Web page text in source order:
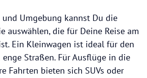
und Umgebung kannst Du die
auswählen, die für Deine Reise am
Ein Kleinwagen ist ideal für den
Straßen. Für Ausflüge in die
Fahrten bieten sich SUVs oder